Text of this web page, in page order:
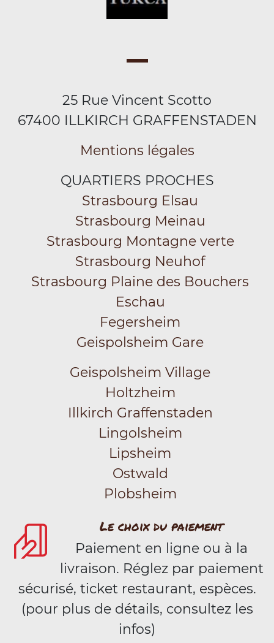
25 Rue Vincent Scotto
67400 ILLKIRCH GRAFFENSTADEN
Mentions légales
QUARTIERS PROCHES
Strasbourg Elsau
Strasbourg Meinau
Strasbourg Montagne verte
Strasbourg Neuhof
Strasbourg Plaine des Bouchers
Eschau
Fegersheim
Geispolsheim Gare
Geispolsheim Village
Holtzheim
Illkirch Graffenstaden
Lingolsheim
Lipsheim
Ostwald
Plobsheim
Le choix du paiement
Paiement en ligne ou à la
livraison. Réglez par paiement
sécurisé, ticket restaurant, espèces.
(pour plus de détails, consultez les
infos)